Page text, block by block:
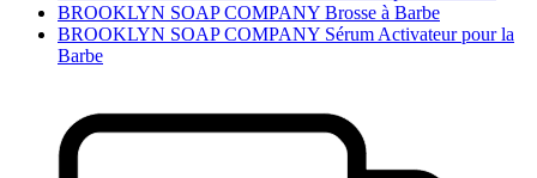
BROOKLYN SOAP COMPANY Brosse à Barbe
BROOKLYN SOAP COMPANY Sérum Activateur pour la
Barbe